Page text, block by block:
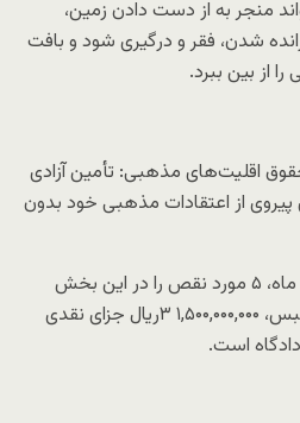
منجر به از دست دادن زمین،
شدن، فقر و درگیری شود و بافت
از بین ببرد.
اقلیت‌های مذهبی: تأمین آزادی
پیروی از اعتقادات مذهبی خود بدون
: هرانا در این ماه، ۵ مورد نقص را در این بخش
ثبت کرد که شامل ۱۳۲ ماه حبس، ۱,۵۰۰,۰۰۰,۰۰۰ ۳ریال جزای نقدی